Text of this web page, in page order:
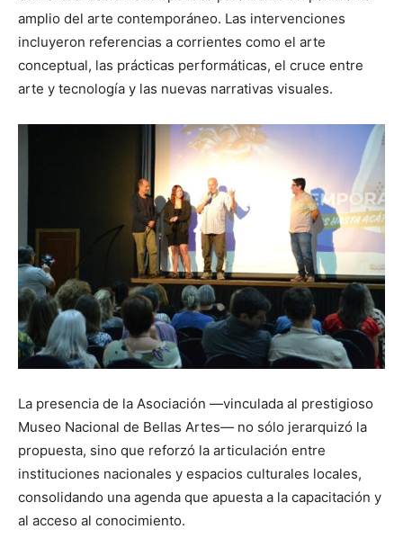
amplio del arte contemporáneo. Las intervenciones
incluyeron referencias a corrientes como el arte
conceptual, las prácticas performáticas, el cruce entre
arte y tecnología y las nuevas narrativas visuales.
La presencia de la Asociación —vinculada al prestigioso
Museo Nacional de Bellas Artes— no sólo jerarquizó la
propuesta, sino que reforzó la articulación entre
instituciones nacionales y espacios culturales locales,
consolidando una agenda que apuesta a la capacitación y
al acceso al conocimiento.